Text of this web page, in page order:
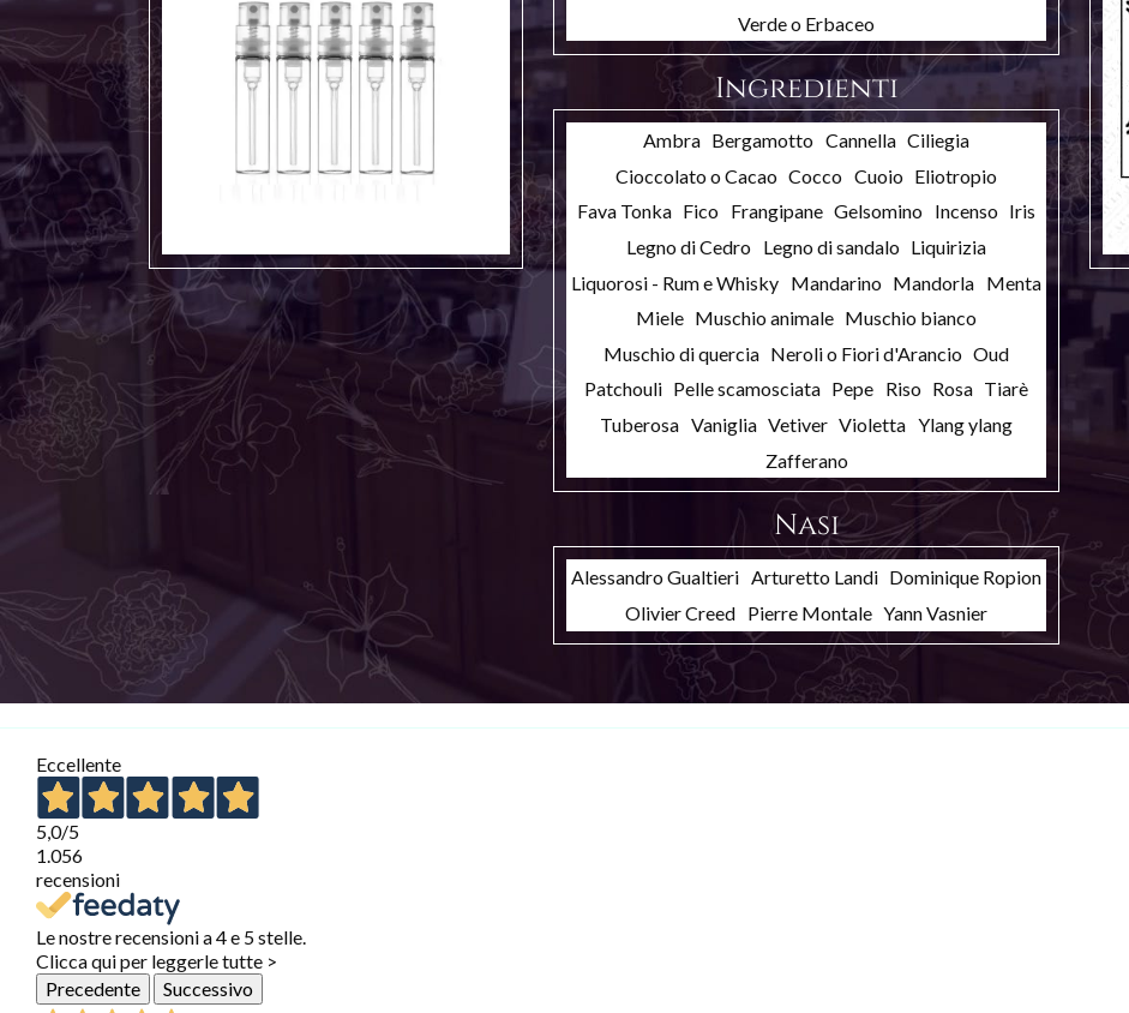
Verde o Erbaceo
Ingredienti
Ambra Bergamotto Cannella Ciliegia
Cioccolato o Cacao Cocco Cuoio Eliotropio
Fava Tonka Fico Frangipane Gelsomino Incenso Iris
Legno di Cedro Legno di sandalo Liquirizia
Liquorosi - Rum e Whisky Mandarino Mandorla Menta
Miele Muschio animale Muschio bianco
Muschio di quercia Neroli o Fiori d'Arancio Oud
Patchouli Pelle scamosciata Pepe Riso Rosa Tiarè
Tuberosa Vaniglia Vetiver Violetta Ylang ylang
Zafferano
Nasi
Alessandro Gualtieri Arturetto Landi Dominique Ropion
Olivier Creed Pierre Montale Yann Vasnier
Eccellente
5,0/5
1.056
recensioni
Le nostre recensioni a 4 e 5 stelle.
Clicca qui per leggerle tutte >
Precedente
Successivo